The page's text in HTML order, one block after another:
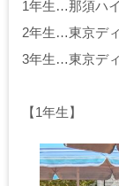
1年生…那須ハ
2年生…東京デ
3年生…東京デ
【1年生】